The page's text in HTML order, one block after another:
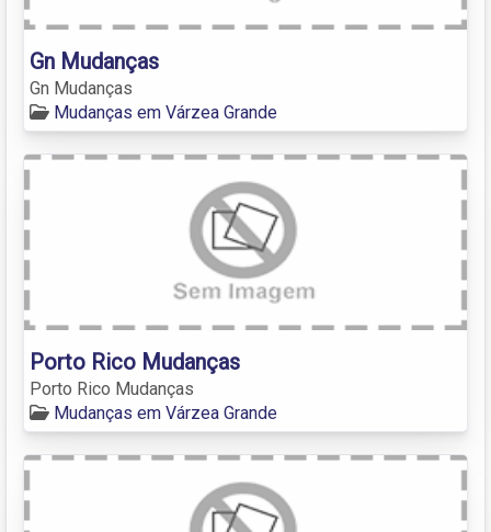
Gn Mudanças
Gn Mudanças
Mudanças em Várzea Grande
Porto Rico Mudanças
Porto Rico Mudanças
Mudanças em Várzea Grande